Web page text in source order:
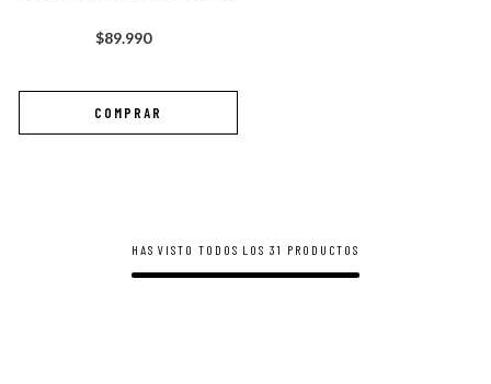
$89.990
HAS VISTO TODOS LOS31 PRODUCTOS